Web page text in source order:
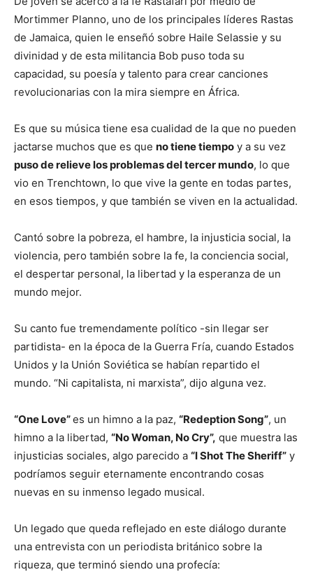
Mortimmer Planno, uno de los principales líderes Rastas
de Jamaica, quien le enseñó sobre Haile Selassie y su
divinidad y de esta militancia Bob puso toda su
capacidad, su poesía y talento para crear canciones
revolucionarias con la mira siempre en África.
Es que su música tiene esa cualidad de la que no pueden
jactarse muchos que es que no tiene tiempo y a su vez
puso de relieve los problemas del tercer mundo, lo que
vio en Trenchtown, lo que vive la gente en todas partes,
en esos tiempos, y que también se viven en la actualidad.
Cantó sobre la pobreza, el hambre, la injusticia social, la
violencia, pero también sobre la fe, la conciencia social,
el despertar personal, la libertad y la esperanza de un
mundo mejor.
Su canto fue tremendamente político -sin llegar ser
partidista- en la época de la Guerra Fría, cuando Estados
Unidos y la Unión Soviética se habían repartido el
mundo. “Ni capitalista, ni marxista”, dijo alguna vez.
“One Love”es un himno a la paz, “Redeption Song”, un
himno a la libertad, “No Woman, No Cry”, que muestra las
injusticias sociales, algo parecido a “I Shot The Sheriff” y
podríamos seguir eternamente encontrando cosas
nuevas en su inmenso legado musical.
Un legado que queda reflejado en este diálogo durante
una entrevista con un periodista británico sobre la
riqueza, que terminó siendo una profecía: